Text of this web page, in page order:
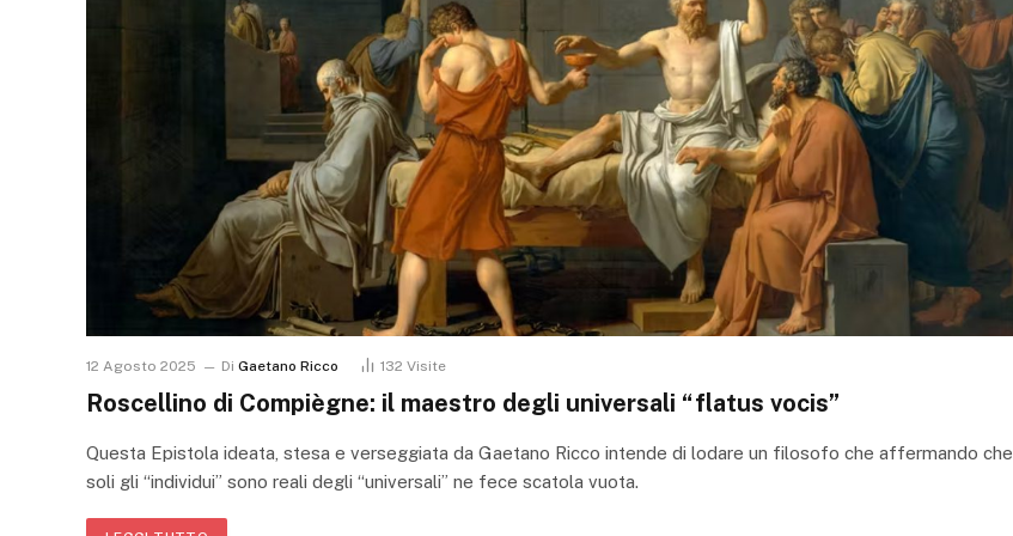
12 Agosto 2025 Di Gaetano Ricco 132 Visite
Roscellino di Compiègne: il maestro degli universali “flatus vocis”
Questa Epistola ideata, stesa e verseggiata da Gaetano Ricco intende di lodare un filosofo che affermando che
soli gli “individui” sono reali degli “universali” ne fece scatola vuota.